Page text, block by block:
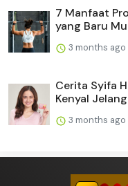
7 Manfaat
yang Baru
3 months ago
Cerita Syifa
Kenyal Jelang
3 months ago